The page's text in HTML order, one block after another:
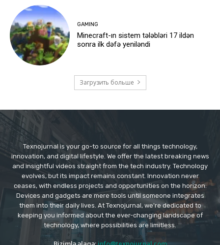
GAMING
Minecraft-ın sistem tələbləri 17 ildən
sonra ilk dəfə yeniləndi
Загрузить больше
Texnojurnal is your go-to source for all things technology,
innovation, and digital lifestyle. We offer the latest breaking news
and insightful videos straight from the tech industry. Technology
evolves, but its impact remains constant. Innovation never
ceases, with endless projects and opportunities on the horizon.
Devices and gadgets are mere tools until someone integrates
them into their daily lives. At Texnojurnal, we're dedicated to
keeping you informed about the ever-changing landscape of
technology, where possibilities are limitless.